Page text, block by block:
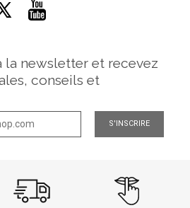
la newsletter et recevez
conseils et
S'INSCRIRE